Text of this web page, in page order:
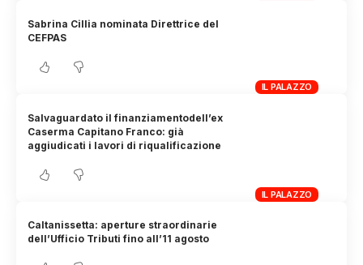
IL PALAZZO
Sabrina Cillia nominata Direttrice del
CEFPAS
IL PALAZZO
Salvaguardato il finanziamentodell’ex
Caserma Capitano Franco: già
aggiudicati i lavori di riqualificazione
Caltanissetta: aperture straordinarie
dell’Ufficio Tributi fino all’11 agosto